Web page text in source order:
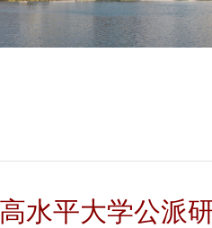
水平大学公派